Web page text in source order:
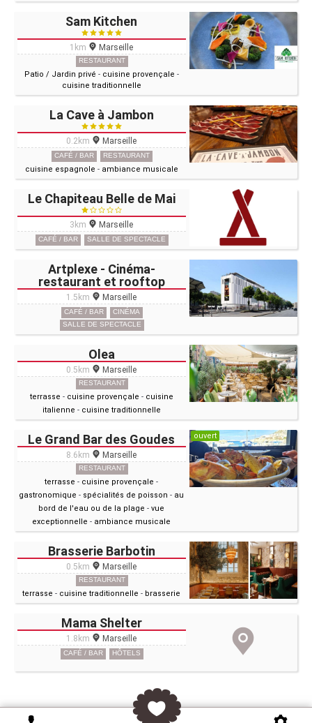
Sam Kitchen
1km Marseille
RESTAURANT
Patio / Jardin privé - cuisine provençale -
cuisine traditionnelle
La Cave à Jambon
0.2km Marseille
CAFÉ / BAR RESTAURANT
cuisine espagnole - ambiance musicale
Le Chapiteau Belle de Mai
3km Marseille
CAFÉ / BAR SALLE DE SPECTACLE
Artplexe - Cinéma-
restaurant et rooftop
1.5km Marseille
CAFÉ / BAR
CINÉMA
SALLE DE SPECTACLE
Olea
0.5km Marseille
RESTAURANT
terrasse - cuisine provençale - cuisine
italienne - cuisine traditionnelle
Le Grand Bar des Goudes
8.6km Marseille
RESTAURANT
terrasse - cuisine provençale -
gastronomique - spécialités de poisson - au
bord de l'eau ou de la plage -vue
exceptionnelle - ambiance musicale
ouvert
Brasserie Barbotin
0.5km Marseille
RESTAURANT
terrasse - cuisine traditionnelle - brasserie
Mama Shelter
1.8km Marseille
CAFÉ / BAR HÔTELS